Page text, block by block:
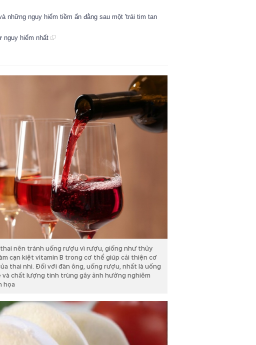
những nguy hiểm tiềm ẩn đằng sau một 'trái tim tan
nguy hiểm nhất
nên tránh uống rượu vì rượu, giống như thủy
cạn kiệt vitamin B trong cơ thể giúp cải thiện cơ
thai nhi. Đối với đàn ông, uống rượu, nhất là uống
chất lượng tinh trùng gây ảnh hưởng nghiêm
họa